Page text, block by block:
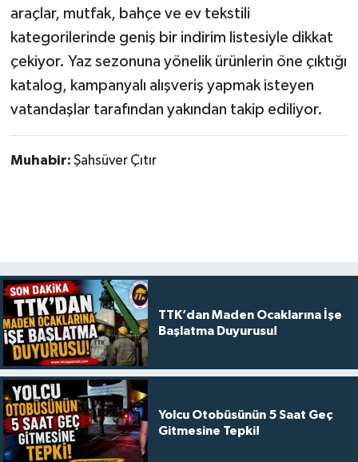
araçlar, mutfak, bahçe ve ev tekstili
kategorilerinde geniş bir indirim listesiyle dikkat
çekiyor. Yaz sezonuna yönelik ürünlerin öne çıktığı
katalog, kampanyalı alışveriş yapmak isteyen
vatandaşlar tarafından yakından takip ediliyor.
Muhabir: Şahsüver Çıtır
TTK’dan Maden Ocaklarına İşe
Başlatma Duyurusu!
Yolcu Otobüsünün 5 Saat Geç
Gitmesine Tepki!